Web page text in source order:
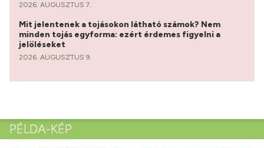
2026. AUGUSZTUS 7.
Mit jelentenek a tojásokon látható számok? Nem
minden tojás egyforma: ezért érdemes figyelni a
jelöléseket
2026. AUGUSZTUS 9.
PÉLDA-KÉP